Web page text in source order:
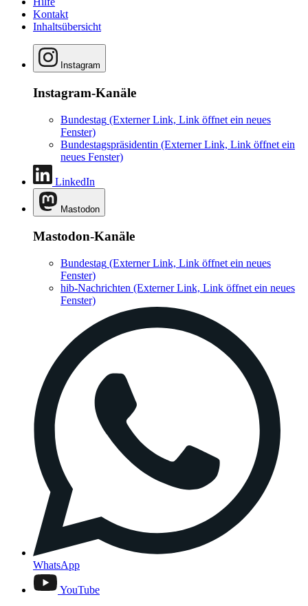
Kontakt
Inhaltsübersicht
Instagram
Instagram-Kanäle
Bundestag (Externer Link, Link öffnet ein neues
Fenster)
Bundestagspräsidentin (Externer Link, Link öffnet ein
neues Fenster)
LinkedIn
Mastodon
Mastodon-Kanäle
Bundestag (Externer Link, Link öffnet ein neues
Fenster)
hib-Nachrichten (Externer Link, Link öffnet ein neues
Fenster)
WhatsApp
YouTube